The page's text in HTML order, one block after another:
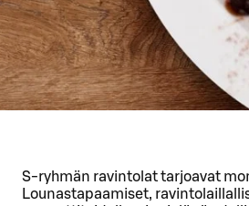
S-ryhmän ravintolat tarjoavat
Lounastapaamiset,